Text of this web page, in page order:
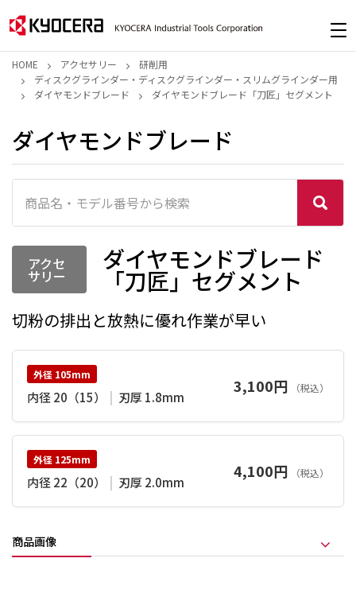
HOME アクセサリー
研削用
ディスクグラインダー・ディスクグラインダー・スリムグラインダー用
ダイヤモンドブレード
ダイヤモンドブレード「刀匠」セグメント
ダイヤモンドブレード
アクセ
サリー
ダイヤモンドブレード
「刀匠」セグメント
切粉の排出と放熱に優れ作業が早い
外径 105mm
内径 20（15） 刃厚 1.8mm
3,100円 （税込）
外径 125mm
内径 22（20） 刃厚 2.0mm
4,100円 （税込）
商品画像